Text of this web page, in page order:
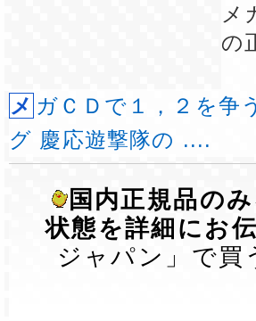
メ
の
メガＣＤで１，２を争う出来のよさのシューティン
グ 慶応遊撃隊の ....
国内正規品の
状態を詳細にお伝
ジャパン」で買